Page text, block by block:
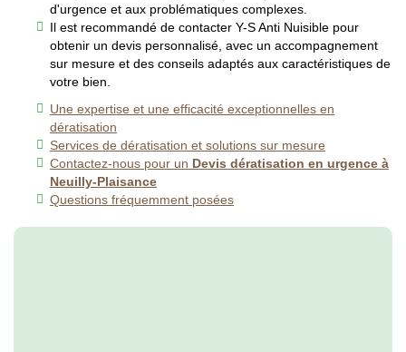
d'urgence et aux problématiques complexes.
Il est recommandé de contacter Y-S Anti Nuisible pour
obtenir un devis personnalisé, avec un accompagnement
sur mesure et des conseils adaptés aux caractéristiques de
votre bien.
Une expertise et une efficacité exceptionnelles en
dératisation
Services de dératisation et solutions sur mesure
Contactez-nous pour un Devis dératisation en urgence à
Neuilly-Plaisance
Questions fréquemment posées